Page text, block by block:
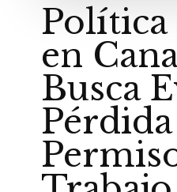
Política
en
Busca